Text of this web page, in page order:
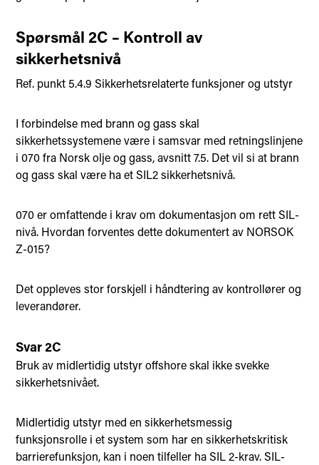
Spørsmål 2C – Kontroll av
sikkerhetsnivå
Ref. punkt 5.4.9 Sikkerhetsrelaterte funksjoner og utstyr
I forbindelse med brann og gass skal
sikkerhetssystemene være i samsvar med retningslinjene
i 070 fra Norsk olje og gass, avsnitt 7.5. Det vil si at brann
og gass skal være ha et SIL2 sikkerhetsnivå.
070 er omfattende i krav om dokumentasjon om rett SIL-
nivå. Hvordan forventes dette dokumentert av NORSOK
Z-015?
Det oppleves stor forskjell i håndtering av kontrollører og
leverandører.
Svar 2C
Bruk av midlertidig utstyr offshore skal ikke svekke
sikkerhetsnivået.
Midlertidig utstyr med en sikkerhetsmessig
funksjonsrolle i et system som har en sikkerhetskritisk
barrierefunksjon, kan i noen tilfeller ha SIL 2-krav. SIL-